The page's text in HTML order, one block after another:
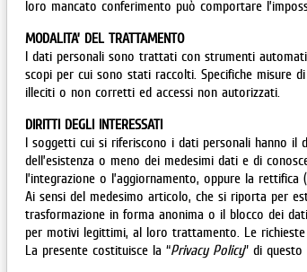
loro mancato conferimento può comportare
MODALITA’ DEL TRATTAMENTO
I dati personali sono trattati con strumenti
scopi per cui sono stati raccolti. Specifiche misure
illeciti o non corretti ed accessi non autorizzati.
DIRITTI DEGLI INTERESSATI
I soggetti cui si riferiscono i dati personali hanno
dell’esistenza o meno dei medesimi dati e di
l’integrazione o l’aggiornamento, oppure la rettifica
Ai sensi del medesimo articolo, che si riporta per
trasformazione in forma anonima o il blocco dei
per motivi legittimi, al loro trattamento. Le
La presente costituisce la “Privacy Policy” di